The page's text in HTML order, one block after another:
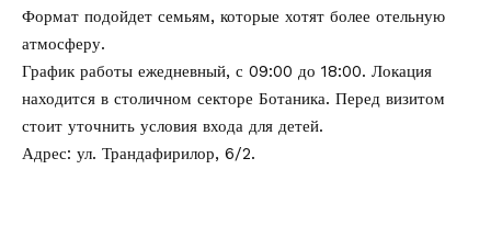
Формат подойдет семьям, которые хотят более отельную
атмосферу.
График работы ежедневный, с 09:00 до 18:00. Локация
находится в столичном секторе Ботаника. Перед визитом
стоит уточнить условия входа для детей.
Адрес: ул. Трандафирилор, 6/2.